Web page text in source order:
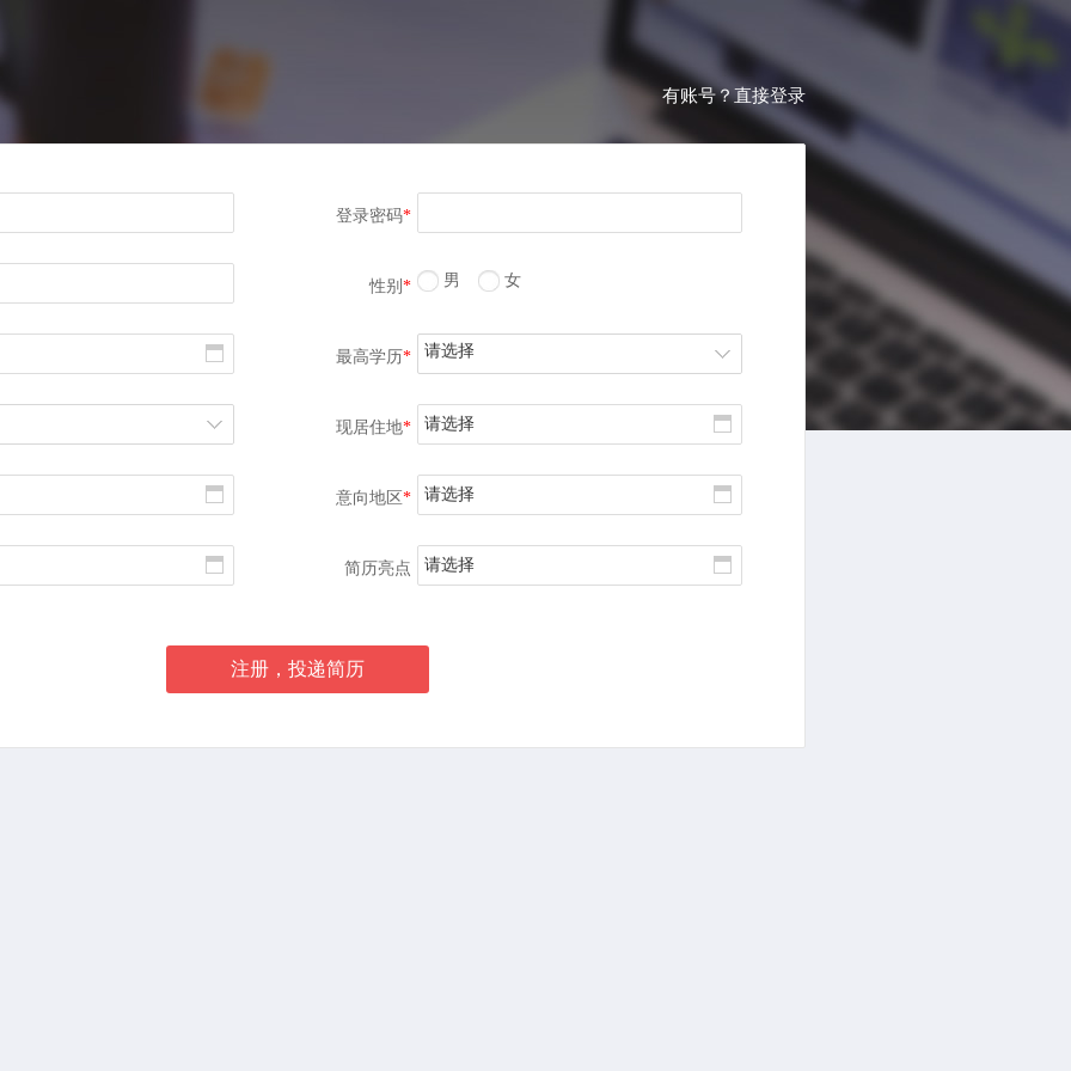
有账号？直接登录
登录密码*
性别 * 男 女
最高学历* 请选择
现居住地* 请选择
意向地区* 请选择
简历亮点 请选择
注册，投递简历